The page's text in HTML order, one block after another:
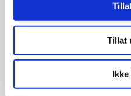
Tillat
Slik rapporterer du
profilen.